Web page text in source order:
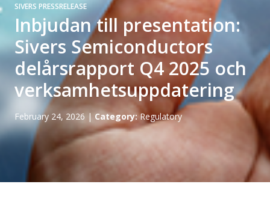
SIVERS PRESSRELEASE
Inbjudan till presentation:
Sivers Semiconductors
delårsrapport Q4 2025 och
verksamhetsuppdatering
February 24, 2026 | Category:Regulatory